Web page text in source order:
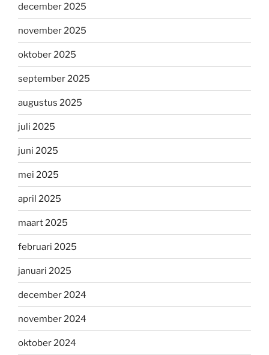
december 2025
november 2025
oktober 2025
september 2025
augustus 2025
juli 2025
juni 2025
mei 2025
april 2025
maart 2025
februari 2025
januari 2025
december 2024
november 2024
oktober 2024